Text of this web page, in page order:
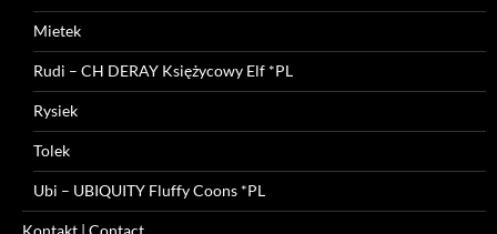
Mietek
Rudi – CH DERAY Księżycowy Elf *PL
Rysiek
Tolek
Ubi – UBIQUITY Fluffy Coons *PL